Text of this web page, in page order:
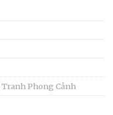
Tranh Phong Cảnh